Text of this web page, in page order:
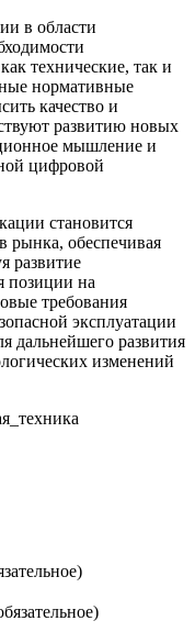
в области
технические, так и
нормативные
качество и
развитию новых
мышление и
цифровой
становится
рынка, обеспечивая
развитие
позиции на
требования
эксплуатации
дальнейшего развития
изменений